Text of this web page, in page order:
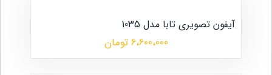
آیفون تصویری تابا مدل 1035
6،600،000 تومان